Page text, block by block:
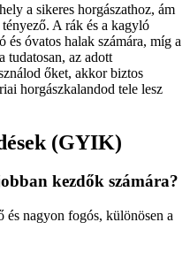
a sikeres horgászathoz, ám
A rák és a kagyló
és óvatos halak számára, míg a
tudatosan, az adott
őket, akkor biztos
horgászkalandod tele lesz
(GYIK)
kezdők számára?
és nagyon fogós, különösen a